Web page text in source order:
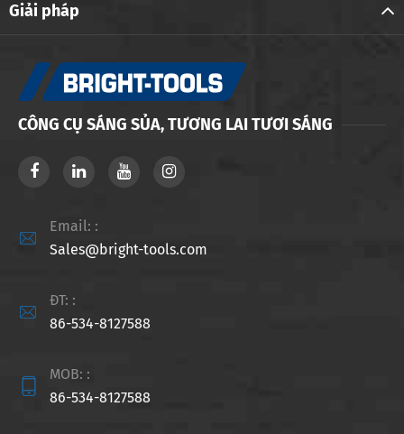
Giải pháp
CÔNG CỤ SÁNG SỦA, TƯƠNG LAI TƯƠI SÁNG

Email: :
Sales@bright-tools.com

ĐT: :
86-534-8127588

MOB: :
86-534-8127588